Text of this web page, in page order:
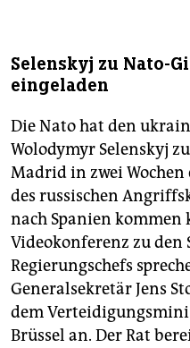
Selenskyj zu Nato-
eingeladen
Die Nato hat den
Wolodymyr Selenskyj
Madrid in zwei Wochen
des russischen
nach Spanien kommen
Videokonferenz zu den
Regierungschefs
Generalsekretär Jens
dem
Brüssel an. Der Rat